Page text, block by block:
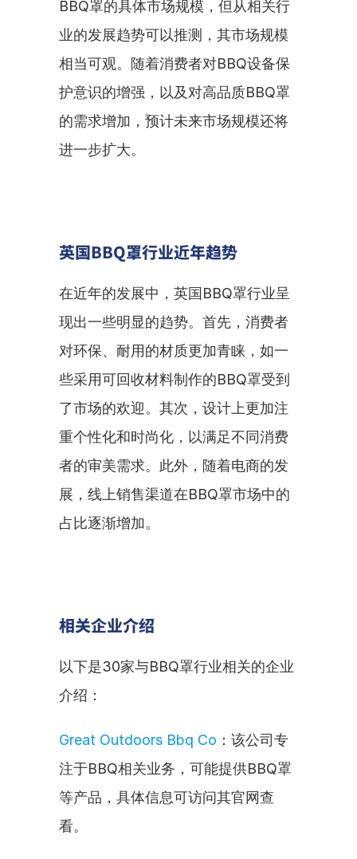
BBQ罩的具体市场规模，但从相关行
业的发展趋势可以推测，其市场规模
相当可观。随着消费者对BBQ设备保
护意识的增强，以及对高品质BBQ罩
的需求增加，预计未来市场规模还将
进一步扩大。
英国BBQ罩行业近年趋势
在近年的发展中，英国BBQ罩行业呈
现出一些明显的趋势。首先，消费者
对环保、耐用的材质更加青睐，如一
些采用可回收材料制作的BBQ罩受到
了市场的欢迎。其次，设计上更加注
重个性化和时尚化，以满足不同消费
者的审美需求。此外，随着电商的发
展，线上销售渠道在BBQ罩市场中的
占比逐渐增加。
相关企业介绍
以下是30家与BBQ罩行业相关的企业
介绍：
Great Outdoors Bbq Co ：该公司专
注于BBQ相关业务，可能提供BBQ罩
等产品，具体信息可访问其官网查
看。